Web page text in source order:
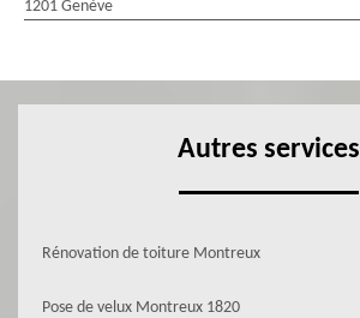
1201 Genève
Autres services
Rénovation de toiture Montreux
Pose de velux Montreux 1820